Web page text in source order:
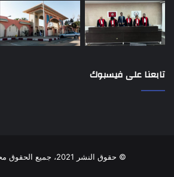
تابعنا على فيسبوك
© حقوق النشر 2021، جميع الحقوق محفوظة إحاطة.